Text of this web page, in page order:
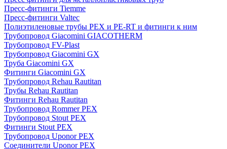
Пресс-фитинги Tiemme
Пресс-фитинги Valtec
Полиэтиленовые трубы PEX и PE-RT и фитинги к ним
Трубопровод Giacomini GIACOTHERM
Трубопровод FV-Plast
Трубопровод Giacomini GX
Труба Giacomini GX
Фитинги Giacomini GX
Трубопровод Rehau Rautitan
Трубы Rehau Rautitan
Фитинги Rehau Rautitan
Трубопровод Rommer PEX
Трубопровод Stout PEX
Фитинги Stout PEX
Трубопровод Uponor PEX
Соединители Uponor PEX